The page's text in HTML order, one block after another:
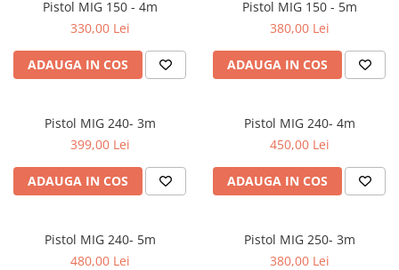
Conectori DINSE
Magneti pentru sudura
Cablu sudura
Pistol MIG 150 - 4m
330,00 Lei
ADAUGA IN COS
Pistol MIG 150 - 5m
380,00 Lei
ADAUGA IN COS
Pistol MIG 240- 3m
399,00 Lei
ADAUGA IN COS
Pistol MIG 240- 4m
450,00 Lei
ADAUGA IN COS
Pistol MIG 240- 5m
480,00 Lei
Pistol MIG 250- 3m
380,00 Lei